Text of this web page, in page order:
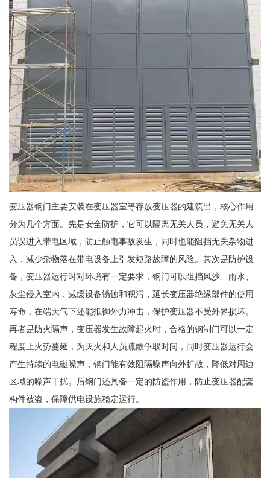
变压器钢门主要安装在变压器室等存放变压器的建筑出，核心作用
分为几个方面。先是安全防护，它可以隔离无关人员，避免无关人
员误进入带电区域，防止触电事故发生，同时也能阻挡无关杂物进
入，减少杂物落在带电设备上引发短路故障的风险。其次是防护设
备，变压器运行时对环境有一定要求，钢门可以阻挡风沙、雨水、
灰尘侵入室内，减缓设备锈蚀和积污，延长变压器绝缘部件的使用
寿命，在端天气下还能抵御外力冲击，保护变压器不受外界损坏。
再者是防火隔声，变压器发生故障起火时，合格的钢制门可以一定
程度上火势蔓延，为灭火和人员疏散争取时间，同时变压器运行会
产生持续的电磁噪声，钢门能有效阻隔噪声向外扩散，降低对周边
区域的噪声干扰。后钢门还具备一定的防盗作用，防止变压器配套
构件被盗，保障供电设施稳定运行。